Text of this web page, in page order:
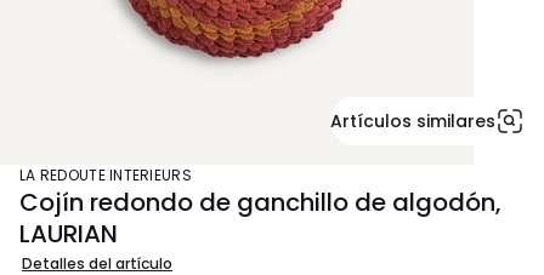
Artículos similares
LA REDOUTE INTERIEURS
Cojín redondo de ganchillo de algodón,
LAURIAN
Detalles del artículo